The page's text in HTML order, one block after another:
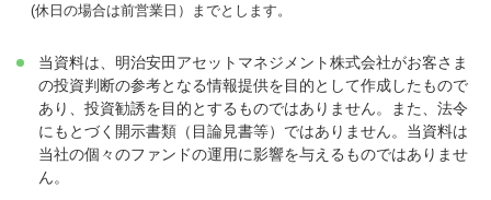
(休日の場合は前営業日）までとします。
当資料は、明治安田アセットマネジメント株式会社がお客さま
の投資判断の参考となる情報提供を目的として作成したもので
あり、投資勧誘を目的とするものではありません。また、法令
にもとづく開示書類（目論見書等）ではありません。当資料は
当社の個々のファンドの運用に影響を与えるものではありませ
ん。